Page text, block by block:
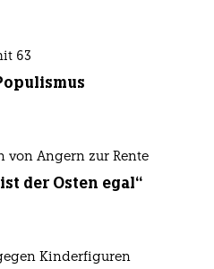
63
von Angern zur Rente
der Osten egal“
Kinderfiguren